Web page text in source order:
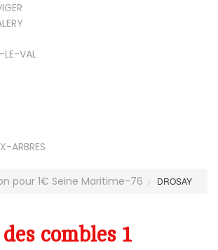
LE-VAL
ARBRES
pour 1€ Seine Maritime-76 DROSAY
combles 1